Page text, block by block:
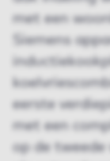
met een
Siemens
eerste
met een
op de